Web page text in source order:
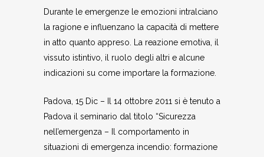
Durante le emergenze le emozioni intralciano
la ragione e influenzano la capacità di mettere
in atto quanto appreso. La reazione emotiva, il
vissuto istintivo, il ruolo degli altri e alcune
indicazioni su come importare la formazione.
Padova, 15 Dic – Il 14 ottobre 2011 si è tenuto a
Padova il seminario dal titolo “Sicurezza
nell’emergenza – Il comportamento in
situazioni di emergenza incendio: formazione